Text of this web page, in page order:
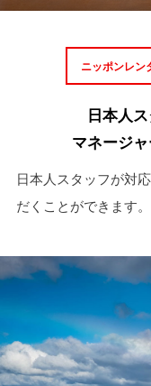
ニッポンレン
日本人
マネージ
日本人スタッフが対
だくことができます。